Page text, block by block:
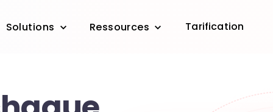
Solutions Ressources Tarification